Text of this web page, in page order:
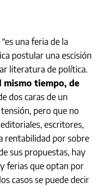
una feria de la
postular una escisión
literatura de política.
mismo tiempo, de
dos caras de un
pero que no
escritores,
rentabilidad por sobre
sus propuestas, hay
ferias que optan por
casos se puede decir